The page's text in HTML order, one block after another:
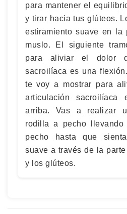
para mantener el
y tirar hacia tus glúteos.
estiramiento suave en la
muslo. El siguiente
para aliviar el dolor
sacroilíaca es una
te voy a mostrar para
articulación sacroilíaca
arriba. Vas a realizar
rodilla a pecho
pecho hasta que
suave a través de la
y los glúteos.